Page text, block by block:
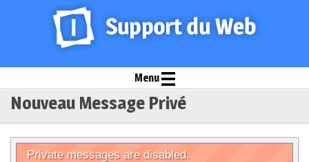
Menu
Nouveau Message Privé
Private messages are disabled.